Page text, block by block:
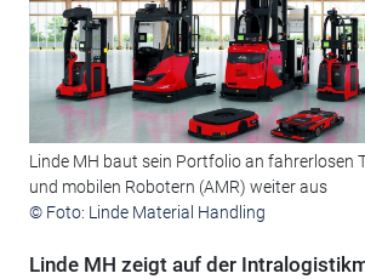
Linde MH baut sein Portfolio an fahrerlosen
und mobilen Robotern (AMR) weiter aus
© Foto: Linde Material Handling
Linde MH zeigt auf der